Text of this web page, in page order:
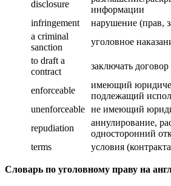
disclosure
информации
infringement
нарушение (прав,
a criminal
sanction
уголовное
to draft a
contract
заключать договор
enforceable
имеющий
подлежащий
unenforceable не имеющий
repudiation
аннулирование,
односторонний
terms
условия
Словарь по уголовному праву на